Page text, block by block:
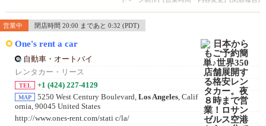
営業中 閉店時間 20:00 まであと 0:32 (PDT)
One's rent a car
自動車・オートバイ
レンタカー・リース
TEL +1 (424) 227-4129
MAP 5250 West Century Boulevard, Los Angeles, Calif
ornia, 90045 United States
http://www.ones-rent.com/stati c/la/